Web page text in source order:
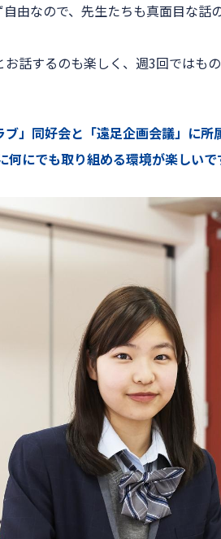
由なので、先生たちも真面目な話
話するのも楽しく、週3回ではも
会と「遠足企画会議」に所属
取り組める環境が楽しいで